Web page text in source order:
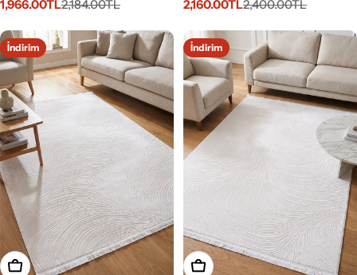
İndirimli
1,966.00TL
Normal
2,184.00TL
İndirimli
2,160.00TL
Normal
2,400.00TL
İndirim
Seçenekleri Belirleyin
İndirim
Seçenekleri Belirleyin